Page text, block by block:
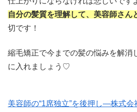
自分の髪質を理解して、美容師さん
切です！
縮毛矯正で今までの髪の悩みを解消
に入れましょう♡
美容師の“1席独立”を後押し—株式